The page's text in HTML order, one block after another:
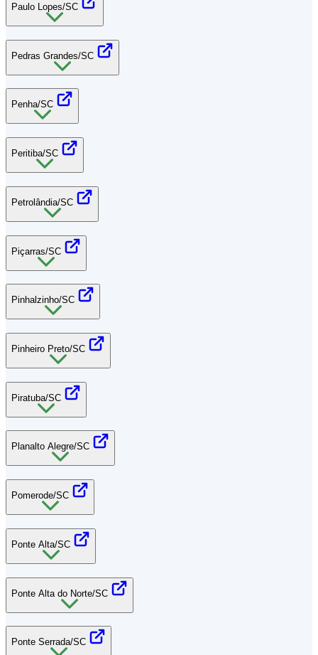
Paulo Lopes/SC
Pedras Grandes/SC
Penha/SC
Peritiba/SC
Petrolândia/SC
Piçarras/SC
Pinhalzinho/SC
Pinheiro Preto/SC
Piratuba/SC
Planalto Alegre/SC
Pomerode/SC
Ponte Alta/SC
Ponte Alta do Norte/SC
Ponte Serrada/SC